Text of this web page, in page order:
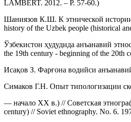
LAMBERT. 2012. – Р. 57-60.)
Шаниязов К.Ш. К этнической истории
history of the Uzbek people (historical
Ўзбекистон ҳудудида анъанавий
the 19th century - beginning of the 20th
Исақов З. Фарғона водийси
Симаков Г.Н. Опыт типологизации
— начало XX в.) // Советская
century) // Soviet ethnography. No. 6.